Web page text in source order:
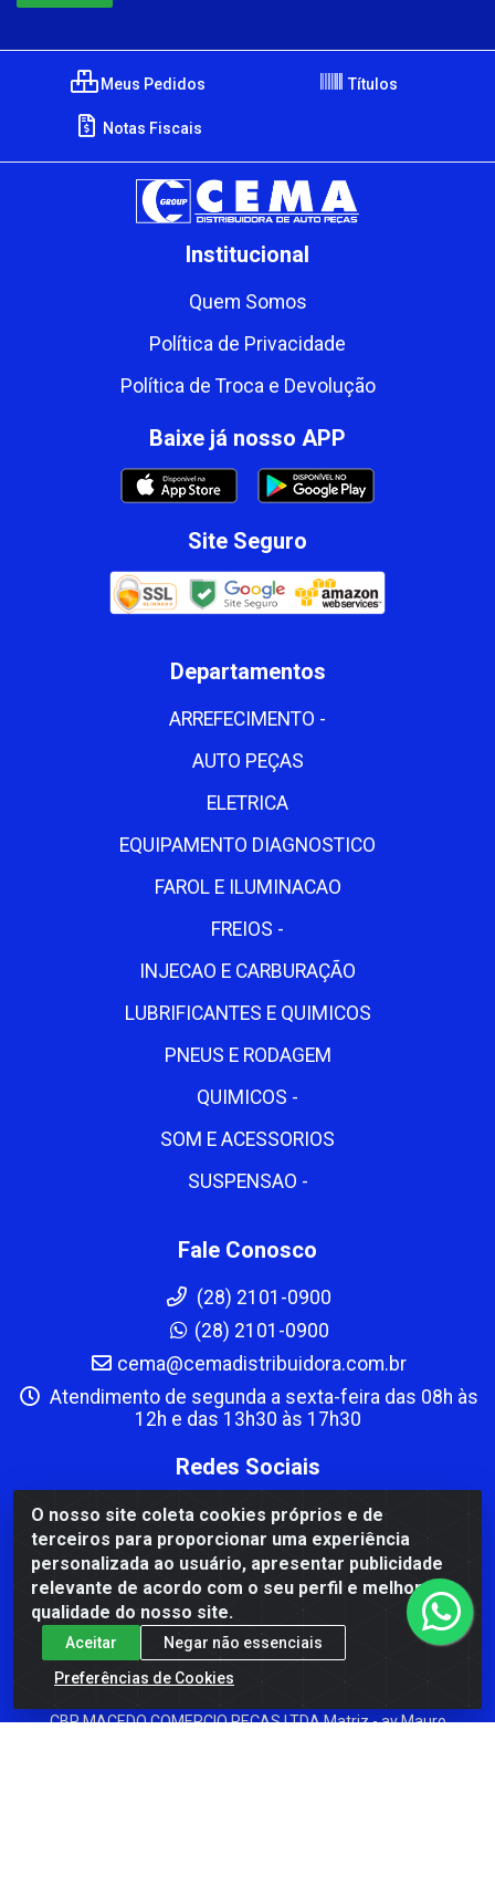
O nosso site coleta cookies próprios e de
terceiros para proporcionar uma experiência
personalizada ao usuário, apresentar publicidade
relevante de acordo com o seu perfil e melhorar a
qualidade do nosso site.
Aceitar
Negar não essenciais
Preferências de Cookies
Meus Pedidos Títulos
Notas Fiscais
Institucional
Quem Somos
Política de Privacidade
Política de Troca e Devolução
Baixe já nosso APP
Site Seguro
Departamentos
ARREFECIMENTO -
AUTO PEÇAS
ELETRICA
EQUIPAMENTO DIAGNOSTICO
FAROL E ILUMINACAO
FREIOS -
INJECAO E CARBURAÇÃO
LUBRIFICANTES E QUIMICOS
PNEUS E RODAGEM
QUIMICOS -
SOM E ACESSORIOS
SUSPENSAO -
Fale Conosco
(28) 2101-0900
(28) 2101-0900
cema@cemadistribuidora.com.br
Atendimento de segunda a sexta-feira das 08h às
12h e das 13h30 às 17h30
Redes Sociais
Instagram
Facebook
Formas de Pagamento
CBP MACEDO COMERCIO PEÇAS LTDA Matriz - av Mauro